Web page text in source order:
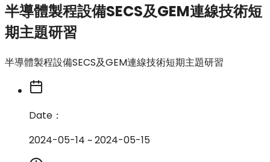
半導體製程設備SECS及GEM連線技術短
期主題研習
半導體製程設備SECS及GEM連線技術短期主題研習
Date：
2024-05-14 ~ 2024-05-15